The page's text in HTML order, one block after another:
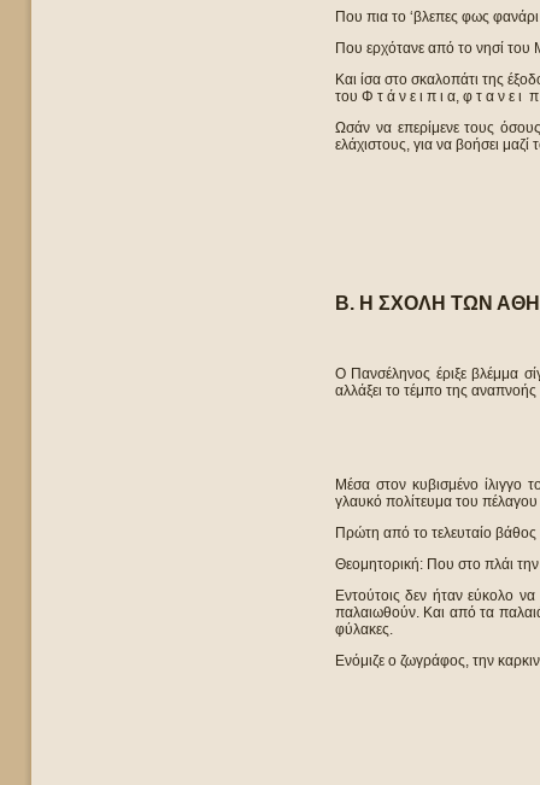
Που πια το ‘βλεπες φως
Που ερχότανε από το νησί του
Και ίσα στο σκαλοπάτι της
του Φ τ ά ν ε ι π ι α, φ τ α ν ε ι π
Ωσάν να επερίμενε τους
ελάχιστους, για να βοήσει μαζί
Β. Η ΣΧΟΛΗ ΤΩΝ
Ο Πανσέληνος έριξε βλέμμα
αλλάξει το τέμπο της
Μέσα στον κυβισμένο ίλιγγο
γλαυκό πολίτευμα του πέλαγου
Πρώτη από το τελευταίο βάθος
Θεομητορική: Που στο πλάι
Εντούτοις δεν ήταν εύκολο
παλαιωθούν. Και από τα
φύλακες.
Ενόμιζε ο ζωγράφος, την